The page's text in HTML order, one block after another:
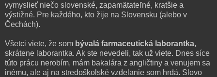
vymyslieť niečo slovenské, zapamätateľné, kratšie a
výstižné. Pre každého, kto žije na Slovensku (alebo v
Čechách).
Všetci viete, že som bývalá farmaceutická laborantka,
skrátene laborantka. Ak ste nevedeli, tak už viete. Dnes síce
túto prácu nerobím, mám bakalára z angličtiny a venujem sa
inému, ale aj na stredoškolské vzdelanie som hrdá. Slovo